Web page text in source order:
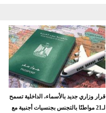
قرار وزاري جديد بالأسماء، الداخلية تسمح
لـ21 مواطنًا بالتجنس بجنسيات أجنبية مع